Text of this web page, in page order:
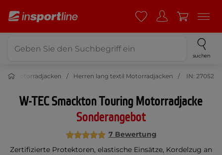
suchen
Motorradjacken Herren lang textil Motorradjacken IN: 27052
W-TEC Smackton Touring Motorradjacke
Sonderangebot
7 Bewertung
Zertifizierte Protektoren, elastische Einsätze, Kordelzug an